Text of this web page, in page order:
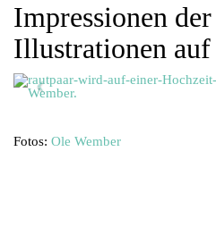
Impressionen
Illustrationen
Fotos: Ole Wember